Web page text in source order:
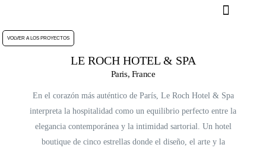
VOLVER A LOS PROYECTOS
LE ROCH HOTEL & SPA
Paris, France
En el corazón más auténtico de París, Le Roch Hotel & Spa
interpreta la hospitalidad como un equilibrio perfecto entre la
elegancia contemporánea y la intimidad sartorial. Un hotel
boutique de cinco estrellas donde el diseño, el arte y la